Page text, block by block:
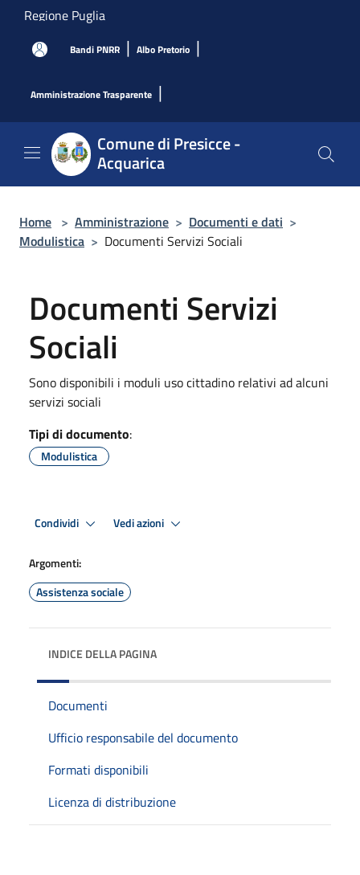
Salta al contenuto principale
Regione Puglia
Bandi PNRR | Albo Pretorio |
Amministrazione Trasparente |
Comune di Presicce -
Acquarica
Home > Amministrazione > Documenti e dati >
Modulistica > Documenti Servizi Sociali
Documenti Servizi
Sociali
Sono disponibili i moduli uso cittadino relativi ad alcuni
servizi sociali
Tipi di documento:
Modulistica
Condividi Vedi azioni
Argomenti:
Assistenza sociale
INDICE DELLA PAGINA
Documenti
Ufficio responsabile del documento
Formati disponibili
Licenza di distribuzione